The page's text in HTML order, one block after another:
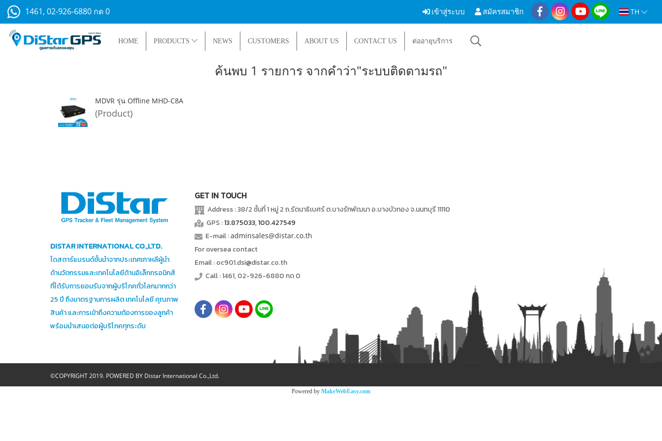
1461, 02-926-6880 กด 0 เข้าสู่ระบบ สมัครสมาชิก TH
HOME PRODUCTS NEWS CUSTOMERS ABOUT US CONTACT US ต่ออายุบริการ
ค้นพบ 1 รายการ จากคำว่า"ระบบติดตามรถ"
MDVR รุ่น Offline MHD-C8A
(Product)
DISTAR INTERNATIONAL CO.,LTD.
ไดสตาร์แบรนด์ชั้นนำจากประเทศเกาหลีผู้นำ
ด้านวัตกรรมและเทคโนโลยีด้านอิเล็กทรอนิกส์
ที่ได้รับการยอมรับจากผู้บริโภคทั่วโลกมากกว่า
25 ปี ถึงมาตรฐานการผลิต เทคโนโลยี คุณภาพ
สินค้า และการเข้าถึงความต้องการของลูกค้า
พร้อมนำเสนอต่อผู้บริโภคทุกระดับ
GET IN TOUCH
Address : 38/2 ชั้นที่ 1 หมู่ 2 ถ.รัตนาธิเบศร์ ต.บางรักพัฒนา อ.บางบัวทอง จ.นนทบุรี 11110
GPS :13.875033, 100.427549
E-mail :adminsales@distar.co.th
For oversea contact
Email : oc901.dsi@distar.co.th
Call : 1461, 02-926-6880 กด 0
©COPYRIGHT 2019. POWERED BY Distar International Co.,Ltd.
Powered by MakeWebEasy.com